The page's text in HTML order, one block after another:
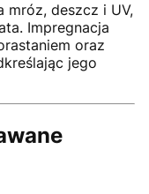
mróz, deszcz i UV,
Impregnacja
oraz
jego